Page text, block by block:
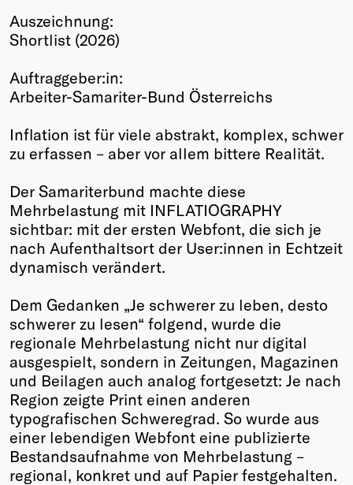
Winners
2026
Annual
Auszeichnung:
Shortlist (2026)
Auftraggeber:in:
Arbeiter-Samariter-Bund Österreichs
Inflation ist für viele abstrakt, komplex, schwer
zu erfassen – aber vor allem bittere Realität.
Der Samariterbund machte diese
Mehrbelastung mit INFLATIOGRAPHY
sichtbar: mit der ersten Webfont, die sich je
nach Aufenthaltsort der User:innen in Echtzeit
dynamisch verändert.
Dem Gedanken „Je schwerer zu leben, desto
schwerer zu lesen“ folgend, wurde die
regionale Mehrbelastung nicht nur digital
ausgespielt, sondern in Zeitungen, Magazinen
und Beilagen auch analog fortgesetzt: Je nach
Region zeigte Print einen anderen
typografischen Schweregrad. So wurde aus
einer lebendigen Webfont eine publizierte
Bestandsaufnahme von Mehrbelastung –
regional, konkret und auf Papier festgehalten.